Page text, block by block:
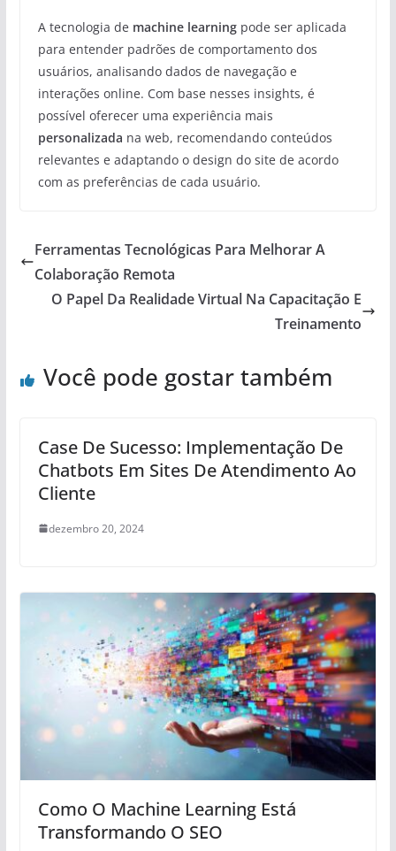
A tecnologia de machine learningpode ser aplicada
para entender padrões de comportamento dos
usuários, analisando dados de navegação e
interações online. Com base nesses insights, é
possível oferecer uma experiência mais
personalizada na web, recomendando conteúdos
relevantes e adaptando o design do site de acordo
com as preferências de cada usuário.
Ferramentas Tecnológicas Para Melhorar A
Colaboração Remota
O Papel Da Realidade Virtual Na Capacitação E
Treinamento
Você pode gostar também
Case De Sucesso: Implementação De
Chatbots Em Sites De Atendimento Ao
Cliente
dezembro 20, 2024
Como O Machine Learning Está
Transformando O SEO